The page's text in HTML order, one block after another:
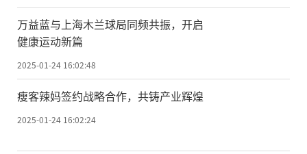
万益蓝与上海木兰球局同频共振，开启
健康运动新篇
2025-01-24 16:02:48
瘦客辣妈签约战略合作，共铸产业辉煌
2025-01-24 16:02:24